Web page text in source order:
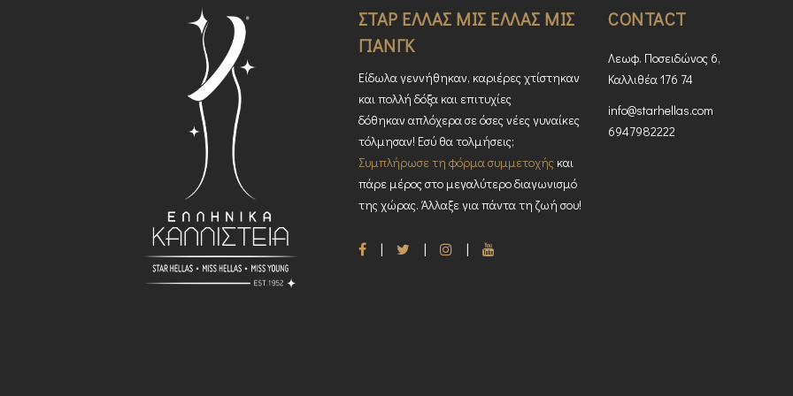
ΣΤΑΡ ΕΛΛΑΣ ΜΙΣ ΕΛΛΑΣ ΜΙΣ
ΓΙΑΝΓΚ
Είδωλα γεννήθηκαν, καριέρες χτίστηκαν
και πολλή δόξα και επιτυχίες
δόθηκαν απλόχερα σε όσες νέες γυναίκες
τόλμησαν! Εσύ θα τολμήσεις;
Συμπλήρωσε τη φόρμα συμμετοχής και
πάρε μέρος στο μεγαλύτερο διαγωνισμό
της χώρας. Άλλαξε για πάντα τη ζωή σου!
CONTACT
Λεωφ. Ποσειδώνος 6,
Καλλιθέα 176 74
info@starhellas.com
6947982222